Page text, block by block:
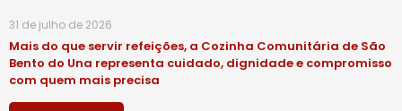
31 de julho de 2026
Mais do que servir refeições, a Cozinha Comunitária de São
Bento do Una representa cuidado, dignidade e compromisso
com quem mais precisa